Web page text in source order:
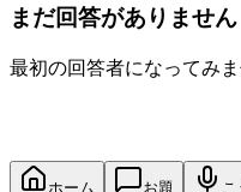
まだ回答がありません
最初の回答者になってみま
ホーム お題 こ